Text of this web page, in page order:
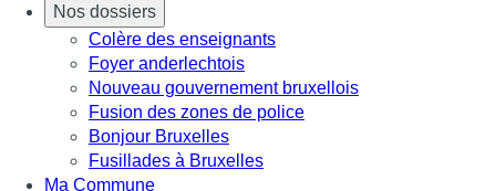
Nos dossiers
Colère des enseignants
Foyer anderlechtois
Nouveau gouvernement bruxellois
Fusion des zones de police
Bonjour Bruxelles
Fusillades à Bruxelles
Ma Commune